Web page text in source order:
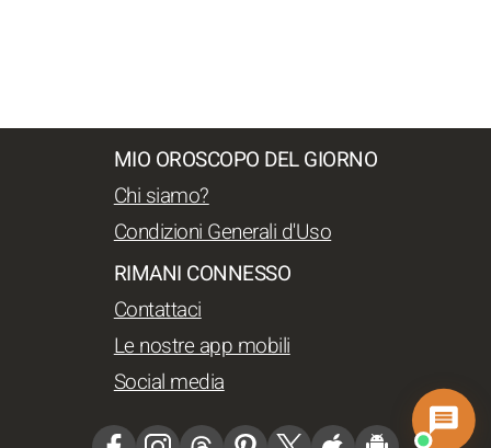
MIO OROSCOPO DEL GIORNO
Chi siamo?
Condizioni Generali d'Uso
RIMANI CONNESSO
Contattaci
Le nostre app mobili
Social media